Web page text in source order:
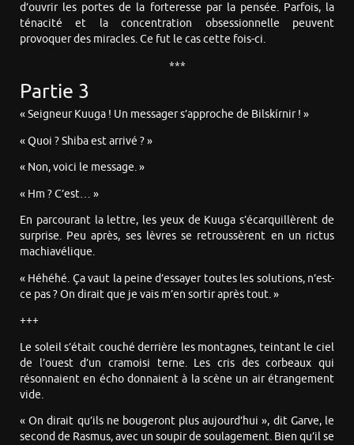
d’ouvrir les portes de la forteresse par la pensée. Parfois, la
ténacité et la concentration obsessionnelle peuvent
provoquer des miracles. Ce fut le cas cette fois-ci.
***
Partie 3
« Seigneur Kuuga ! Un messager s’approche de Bilskírnir ! »
« Quoi ? Shiba est arrivé ? »
« Non, voici le message. »
« Hm ? C’est… »
En parcourant la lettre, les yeux de Kuuga s’écarquillèrent de
surprise. Peu après, ses lèvres se retroussèrent en un rictus
machiavélique.
« Héhéhé. Ça vaut la peine d’essayer toutes les solutions, n’est-
ce pas ? On dirait que je vais m’en sortir après tout. »
+++
Le soleil s’était couché derrière les montagnes, teintant le ciel
de l’ouest d’un cramoisi terne. Les cris des corbeaux qui
résonnaient en écho donnaient à la scène un air étrangement
vide.
« On dirait qu’ils ne bougeront plus aujourd’hui », dit Garve, le
second de Rasmus, avec un soupir de soulagement. Bien qu’il se